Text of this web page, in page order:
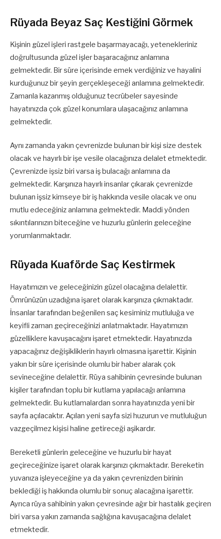
Rüyada Beyaz Saç Kestiğini Görmek
Kişinin güzel işleri rastgele başarmayacağı, yetenekleriniz
doğrultusunda güzel işler başaracağınız anlamına
gelmektedir. Bir süre içerisinde emek verdiğiniz ve hayalini
kurduğunuz bir şeyin gerçekleşeceği anlamına gelmektedir.
Zamanla kazanmış olduğunuz tecrübeler sayesinde
hayatınızda çok güzel konumlara ulaşacağınız anlamına
gelmektedir.
Aynı zamanda yakın çevrenizde bulunan bir kişi size destek
olacak ve hayırlı bir işe vesile olacağınıza delalet etmektedir.
Çevrenizde işsiz biri varsa iş bulacağı anlamına da
gelmektedir. Karşınıza hayırlı insanlar çıkarak çevrenizde
bulunan işsiz kimseye bir iş hakkında vesile olacak ve onu
mutlu edeceğiniz anlamına gelmektedir. Maddi yönden
sıkıntılarınızın biteceğine ve huzurlu günlerin geleceğine
yorumlanmaktadır.
Rüyada Kuaförde Saç Kestirmek
Hayatımızın ve geleceğinizin güzel olacağına delalettir.
Ömrünüzün uzadığına işaret olarak karşınıza çıkmaktadır.
İnsanlar tarafından beğenilen saç kesiminiz mutluluğa ve
keyifli zaman geçireceğinizi anlatmaktadır. Hayatımızın
güzelliklere kavuşacağını işaret etmektedir. Hayatınızda
yapacağınız değişikliklerin hayırlı olmasına işarettir. Kişinin
yakın bir süre içerisinde olumlu bir haber alarak çok
sevineceğine delalettir. Rüya sahibinin çevresinde bulunan
kişiler tarafından toplu bir kutlama yapılacağı anlamına
gelmektedir. Bu kutlamalardan sonra hayatınızda yeni bir
sayfa açılacaktır. Açılan yeni sayfa sizi huzurun ve mutluluğun
vazgeçilmez kişisi haline getireceği aşikardır.
Bereketli günlerin geleceğine ve huzurlu bir hayat
geçireceğinize işaret olarak karşınızı çıkmaktadır. Bereketin
yuvanıza işleyeceğine ya da yakın çevrenizden birinin
beklediği iş hakkında olumlu bir sonuç alacağına işarettir.
Ayrıca rüya sahibinin yakın çevresinde ağır bir hastalık geçiren
biri varsa yakın zamanda sağlığına kavuşacağına delalet
etmektedir.